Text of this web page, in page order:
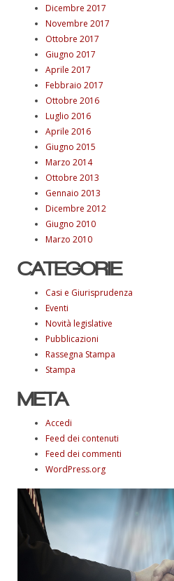
Dicembre 2017
Novembre 2017
Ottobre 2017
Giugno 2017
Aprile 2017
Febbraio 2017
Ottobre 2016
Luglio 2016
Aprile 2016
Giugno 2015
Marzo 2014
Ottobre 2013
Gennaio 2013
Dicembre 2012
Giugno 2010
Marzo 2010
CATEGORIE
Casi e Giurisprudenza
Eventi
Novità legislative
Pubblicazioni
Rassegna Stampa
Stampa
META
Accedi
Feed dei contenuti
Feed dei commenti
WordPress.org